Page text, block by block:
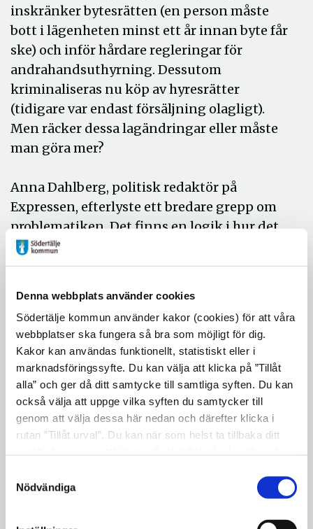
Denna webbplats använder cookies
Södertälje kommun använder kakor (cookies) för att våra
webbplatser ska fungera så bra som möjligt för dig.
Kakor kan användas funktionellt, statistiskt eller i
marknadsföringssyfte. Du kan välja att klicka på ”Tillåt
alla” och ger då ditt samtycke till samtliga syften. Du kan
också välja att uppge vilka syften du samtycker till
genom att välja dessa här nedan och därefter klicka i
rutan ”Tillåt urval”. Du kan när som helst ta tillbaka ditt
"Visa detaljer" kan du läsa om hur kakorna används och
hur vi och våra leverantörer inhämtar och behandlar
Nödvändiga
inskränker bytesrätten (en person måste
bott i lägenheten minst ett år innan byte får
ske) och inför hårdare regleringar för
andrahandsuthyrning. Dessutom
kriminaliseras nu köp av hyresrätter
(tidigare var endast försäljning olagligt).
Men räcker dessa lagändringar eller måste
man göra mer?
Anna Dahlberg, politisk redaktör på
Expressen, efterlyste ett bredare grepp om
problematiken. Det finns en logik i hur det
ser ut idag, och det är viktigt att man ser
den större bilden.
– Man diskuterar symptomen men inte
sjukdomen. Sjukdomen är att vi har en
hyresreglering, då blir hyresrätter väldigt
värdefullt. Det leder till två saker, dåligt
resursutnyttjande av boendeyta och det
andra är svarthandel och ovanpå detta
kommer den befintliga
befolkningsökningen.
Anders Lindberg, politisk chefredaktör på